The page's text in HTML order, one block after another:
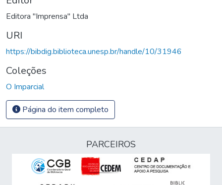
Editora "Imprensa" Ltda
URI
https://bibdig.biblioteca.unesp.br/handle/10/31946
Coleções
O Imparcial
Página do item completo
PARCEIROS